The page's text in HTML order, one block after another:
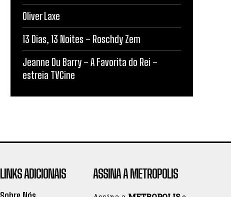
Oliver Laxe
13 Dias, 13 Noites – Roschdy Zem
Jeanne Du Barry – A Favorita do Rei –
estreia TVCine
LINKS ADICIONAIS ASSINA A METROPOLIS